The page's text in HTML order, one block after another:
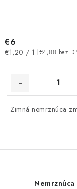
€4,88 bez
€6
Jednotková
€1,20 / 1 l
Zimná nemrznúca